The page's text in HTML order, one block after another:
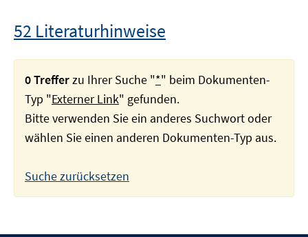
52 Literaturhinweise
0 Trefferzu Ihrer Suche "*" beim Dokumenten-
Typ "Externer Link" gefunden.
Bitte verwenden Sie ein anderes Suchwort oder
wählen Sie einen anderen Dokumenten-Typ aus.
Suche zurücksetzen